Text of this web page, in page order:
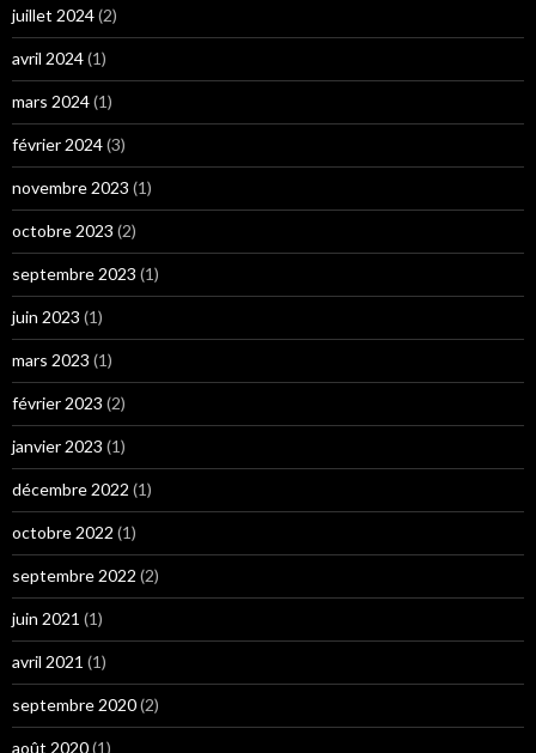
juillet 2024(2)
avril 2024(1)
mars 2024(1)
février 2024(3)
novembre 2023 (1)
octobre 2023 (2)
septembre 2023 (1)
juin 2023 (1)
mars 2023 (1)
février 2023 (2)
janvier 2023 (1)
décembre 2022 (1)
octobre 2022 (1)
septembre 2022 (2)
juin 2021 (1)
avril 2021 (1)
septembre 2020(2)
août 2020(1)